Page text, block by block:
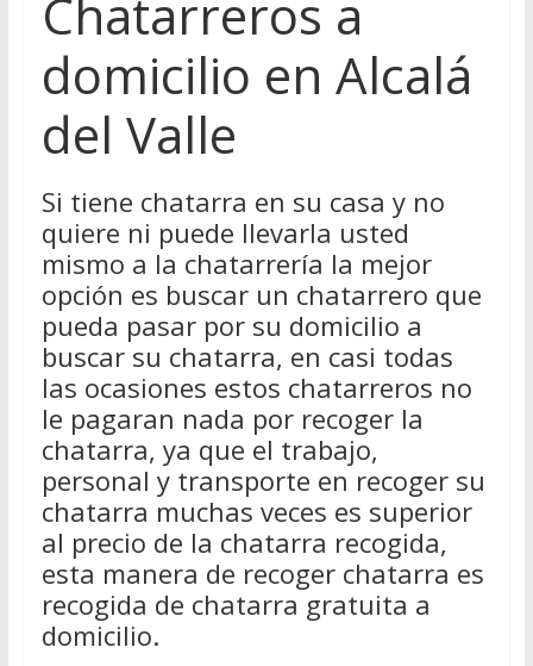
Chatarreros a
domicilio en Alcalá
del Valle
Si tiene chatarra en su casa y no
quiere ni puede llevarla usted
mismo a la chatarrería la mejor
opción es buscar un chatarrero que
pueda pasar por su domicilio a
buscar su chatarra, en casi todas
las ocasiones estos chatarreros no
le pagaran nada por recoger la
chatarra, ya que el trabajo,
personal y transporte en recoger su
chatarra muchas veces es superior
al precio de la chatarra recogida,
esta manera de recoger chatarra es
recogida de chatarra gratuita a
domicilio.